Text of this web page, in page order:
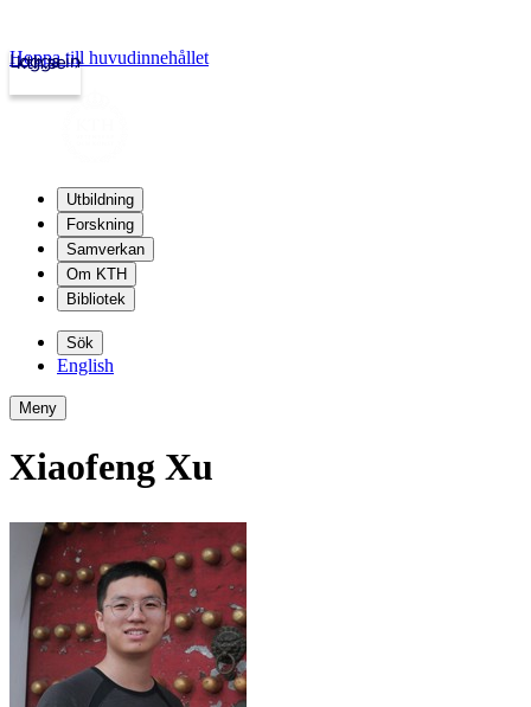
kth.se
Logga in
Hoppa till huvudinnehållet
Utbildning
Forskning
Samverkan
Om KTH
Bibliotek
Sök
English
Meny
Xiaofeng Xu